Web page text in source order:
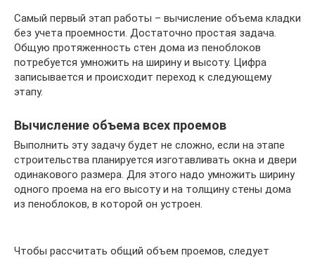
Самый первый этап работы – вычисление объема кладки
без учета проемности. Достаточно простая задача.
Общую протяженность стен дома из пеноблоков
потребуется умножить на ширину и высоту. Цифра
записывается и происходит переход к следующему
этапу.
Вычисление объема всех проемов
Выполнить эту задачу будет не сложно, если на этапе
строительства планируется изготавливать окна и двери
одинакового размера. Для этого надо умножить ширину
одного проема на его высоту и на толщину стены дома
из пеноблоков, в которой он устроен.
Чтобы рассчитать общий объем проемов, следует